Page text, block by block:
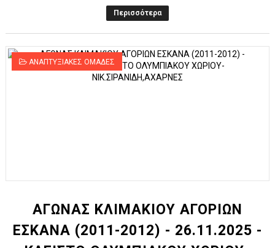
Περισσότερα
ΑΝΑΠΤΥΞΙΑΚΕΣ ΟΜΑΔΕΣ
ΑΓΩΝΑΣ ΚΛΙΜΑΚΙΟΥ ΑΓΟΡΙΩΝ
ΕΣΚΑΝΑ (2011-2012) - 26.11.2025 -